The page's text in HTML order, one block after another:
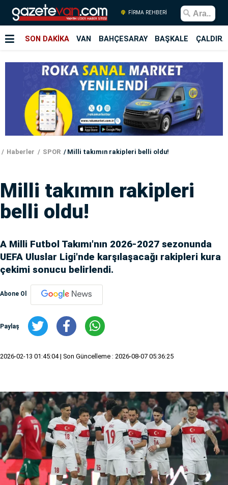
FİRMA REHBERİ
SON DAKİKA VAN BAHÇESARAY BAŞKALE
Haberler SPOR Milli takımın rakipleri belli oldu!
Milli takımın rakipleri
belli oldu!
A Milli Futbol Takımı'nın 2026-2027 sezonunda
UEFA Uluslar Ligi'nde karşılaşacağı rakipleri kura
çekimi sonucu belirlendi.
Abone Ol
Paylaş
2026-02-13 01:45:04 | Son Güncelleme : 2026-08-07 05:36:25